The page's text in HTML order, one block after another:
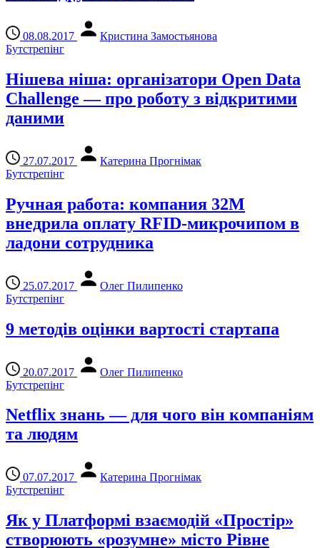
08.08.2017
Кристина Замостьянова
Бутстрепінг
Нішева ніша: організатори Open Data
Challenge — про роботу з відкритими
даними
27.07.2017
Катерина Прогнімак
Бутстрепінг
Ручная работа: компания 32M
внедрила оплату RFID-микрочипом в
ладони сотрудника
25.07.2017
Олег Пилипенко
Бутстрепінг
9 методів оцінки вартості стартапа
20.07.2017
Олег Пилипенко
Бутстрепінг
Netflix знань — для чого він компаніям
та людям
07.07.2017
Катерина Прогнімак
Бутстрепінг
Як у Платформі взаємодій «Простір»
створюють «розумне» місто Рівне